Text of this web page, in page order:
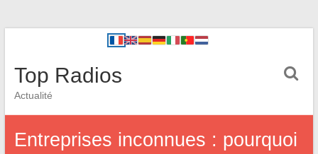
Top Radios
Actualité
Entreprises inconnues : pourquoi